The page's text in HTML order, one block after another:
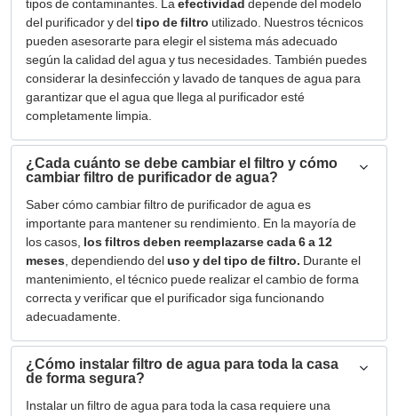
tipos de contaminantes. La efectividad depende del modelo
del purificador y deltipo de filtro utilizado. Nuestros técnicos
pueden asesorarte para elegir el sistema más adecuado
según la calidad del agua y tus necesidades. También puedes
considerar la desinfección y lavado de tanques de agua para
garantizar que el agua que llega al purificador esté
completamente limpia.
¿Cada cuánto se debe cambiar el filtro y cómo
cambiar filtro de purificador de agua?
Saber cómo cambiar filtro de purificador de agua es
importante para mantener su rendimiento. En la mayoría de
los casos, los filtros deben reemplazarse cada 6 a 12
meses , dependiendo deluso y del tipo de filtro. Durante el
mantenimiento, el técnico puede realizar el cambio de forma
correcta y verificar que el purificador siga funcionando
adecuadamente.
¿Cómo instalar filtro de agua para toda la casa
de forma segura?
Instalar un filtro de agua para toda la casa requiere una